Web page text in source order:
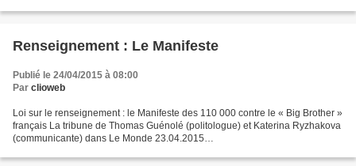
Renseignement : Le Manifeste
Publié le 24/04/2015 à 08:00
Par clioweb
Loi sur le renseignement : le Manifeste des 110 000 contre le « Big Brother »
français La tribune de Thomas Guénolé (politologue) et Katerina Ryzhakova
(communicante) dans Le Monde 23.04.2015
manifeste-des-110-000-contre-le-big-brother-francais_4621465_3232.html...